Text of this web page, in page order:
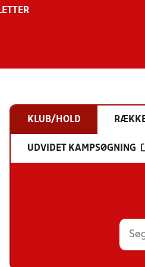
KLUB/HOLD
UDVIDET KAMPSØGNING